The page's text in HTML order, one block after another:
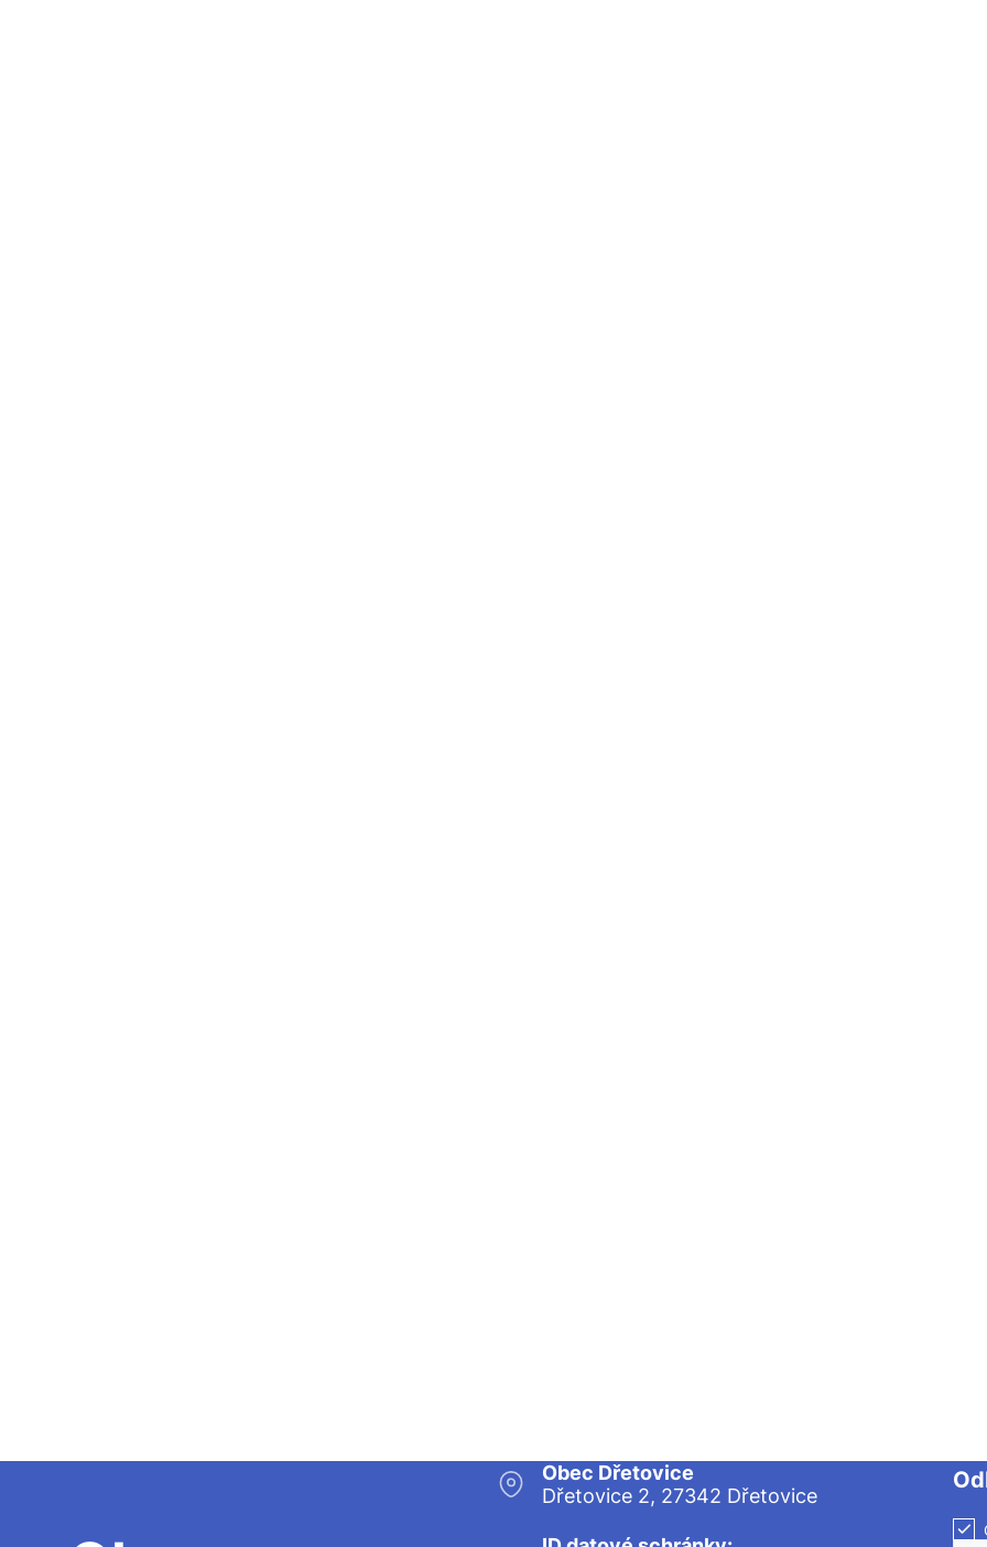
Obec Dřetovice
Dřetovice 2, 27342 Dřetovice